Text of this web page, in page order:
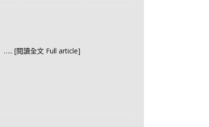
….. [閱讀全文 Full article]